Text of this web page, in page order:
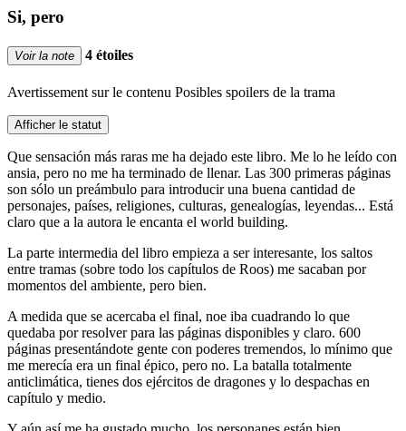
Si, pero
Voir la note 4 étoiles
Avertissement sur le contenu Posibles spoilers de la trama
Afficher le statut
Que sensación más raras me ha dejado este libro. Me lo he leído con
ansia, pero no me ha terminado de llenar. Las 300 primeras páginas
son sólo un preámbulo para introducir una buena cantidad de
personajes, países, religiones, culturas, genealogías, leyendas... Está
claro que a la autora le encanta el world building.
La parte intermedia del libro empieza a ser interesante, los saltos
entre tramas (sobre todo los capítulos de Roos) me sacaban por
momentos del ambiente, pero bien.
A medida que se acercaba el final, noe iba cuadrando lo que
quedaba por resolver para las páginas disponibles y claro. 600
páginas presentándote gente con poderes tremendos, lo mínimo que
me merecía era un final épico, pero no. La batalla totalmente
anticlimática, tienes dos ejércitos de dragones y lo despachas en
capítulo y medio.